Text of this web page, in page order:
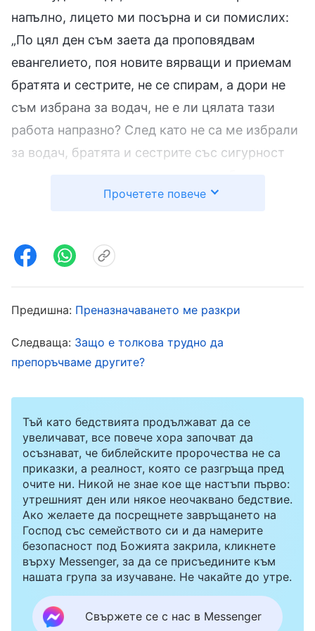
напълно, лицето ми посърна и си помислих:
„По цял ден съм заета да проповядвам
евангелието, поя новите вярващи и приемам
братята и сестрите, не се спирам, а дори не
съм избрана за водач, не е ли цялата тази
работа напразно? След като не са ме избрали
за водач, братята и сестрите със сигурност
Лиу Цин, как ще се появя пред тях?“. След
дома, колкото повече мислех за това, толкова
по-огорчена се чувствах и несъзнателно се
разплаках. В сърцето си завиждах на Лиу
Цин: „Преди това в нашето вероизповедание
какво те прави способна да си водач?“.
поенето на новите вярващи и аз си помислих
разгневена: „Tи не разбираш нищо и все пак
си водач? Ако не можеш да се справяш, защо
не го каза по-рано?“. Отвърнах ѝ нетърпеливо:
„Не си ли ти водачът? Разбери го сама“. Лиу
Цин каза безпомощно: „Зададох ти тези
въпроси, защото не разбирам“. Като чух това,
усетих лек упрек в сърцето си, затова
смекчих тона си и ѝ казах какво да прави. Тъй
като не бях избрана за водач, винаги изпитвах
усещане за загуба в сърцето си и не можех да
Прочетете повече
Предишна: Преназначаването ме разкри
Следваща: Защо е толкова трудно да
препоръчваме другите?
Тъй като бедствията продължават да се
увеличават, все повече хора започват да
осъзнават, че библейските пророчества не са
приказки, а реалност, която се разгръща пред
очите ни. Никой не знае кое ще настъпи първо:
утрешният ден или някое неочаквано бедствие.
Ако желаете да посрещнете завръщането на
Господ със семейството си и да намерите
безопасност под Божията закрила, кликнете
върху Messenger, за да се присъедините към
нашата група за изучаване. Не чакайте до утре.
Свържете се с нас в Messenger